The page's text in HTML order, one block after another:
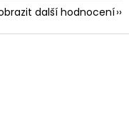
další hodnocení